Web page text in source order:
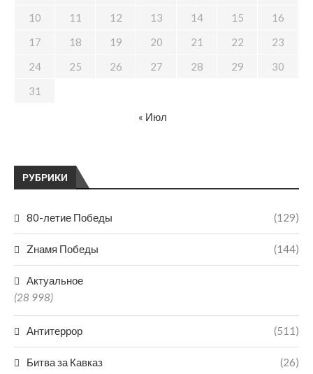
РУБРИКИ
80-летие Победы (129)
Zнамя Победы (144)
Актуальное
(28 998)
Антитеррор (511)
Битва за Кавказ (26)
10
11 12 13 14 15
16
17
18 19 20 21 22
23
24
25 26 27 28 29
30
31
« Июл